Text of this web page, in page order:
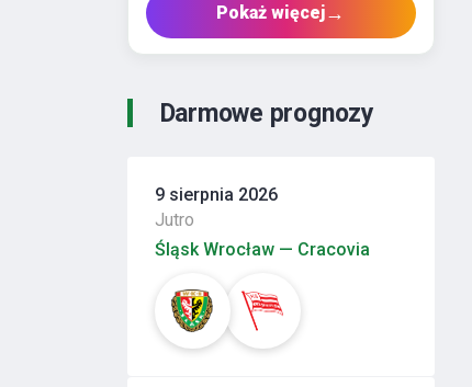
Pokaż więcej→
Darmowe prognozy
9 sierpnia 2026
Jutro
Śląsk Wrocław — Cracovia